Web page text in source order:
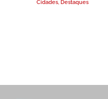
Cidades, Destaques